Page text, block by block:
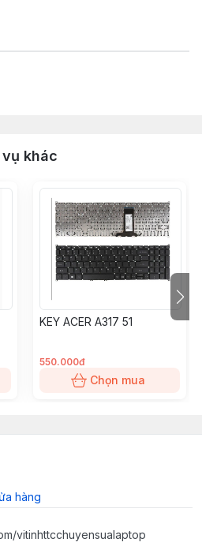
khác
KEY ACER A317 51
550.000đ
Chọn mua
hàng
vitinhttcchuyensualaptop